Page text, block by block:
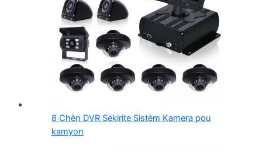
8 Chèn DVR Sekirite Sistèm Kamera pou
kamyon